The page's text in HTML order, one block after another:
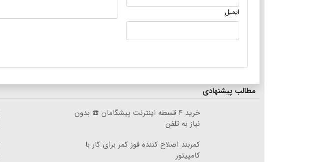
ایمیل
مطالب پیشنهادی
خرید ۴ قسطه اینترنت پیشگامان ☎️ بدون
نیاز به تلفن
کمربند اصلاح کننده قوز کمر برای کار با
کامپیتور